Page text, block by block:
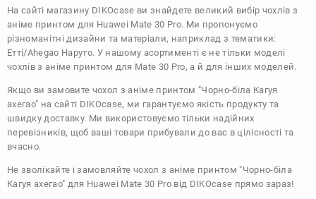
На сайті магазину DIKOcase ви знайдете великий вибір чохлів з
аніме принтом для Huawei Mate 30 Pro. Ми пропонуємо
різноманітні дизайни та матеріали, наприклад з тематики:
Етті/Ahegao Наруто. У нашому асортименті є не тільки моделі
чохлів з аніме принтом для Mate 30 Pro, а й для інших моделей.
Якщо ви замовите чохол з аніме принтом "Чорно-біла Кагуя
ахегао" на сайті DIKOcase, ми гарантуємо якість продукту та
швидку доставку. Ми використовуємо тільки надійних
перевізників, щоб ваші товари прибували до вас в цілісності та
вчасно.
Не зволікайте і замовляйте чохол з аніме принтом "Чорно-біла
Кагуя ахегао" для Huawei Mate 30 Pro від DIKOcase прямо зараз!